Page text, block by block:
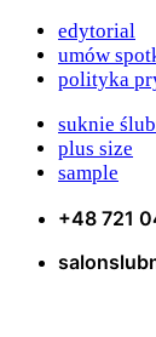
edytorial
umów
polityka
suknie
plus size
sample
+48 721